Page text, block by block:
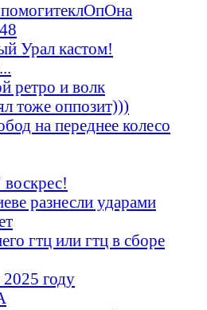
Урал кастом!
ретро и волк
тоже оппозит)))
на переднее колесо
разнесли ударами
гтц или гтц в сборе
году